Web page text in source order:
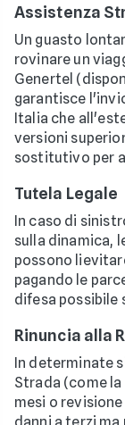
Assistenza
Un guasto
rovinare un
Genertel
garantisce
Italia che
versioni
sostitutivo per
Tutela Legale
In caso di
sulla dinamica,
possono
pagando le
difesa possibile
Rinuncia alla
In determinate
Strada (come
mesi o